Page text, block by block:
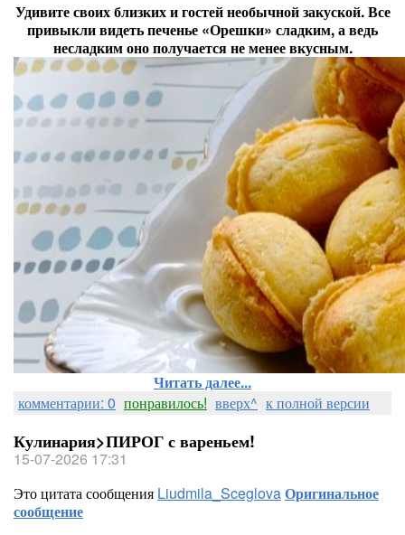
Удивите своих близких и гостей необычной закуской. Все
привыкли видеть печенье «Орешки» сладким, а ведь
несладким оно получается не менее вкусным.
Читать далее...
комментарии: 0 понравилось! вверх^ к полной версии
Кулинария>ПИРОГ с вареньем!
15-07-2026 17:31
Это цитата сообщения Liudmila_SceglovaОригинальное
сообщение